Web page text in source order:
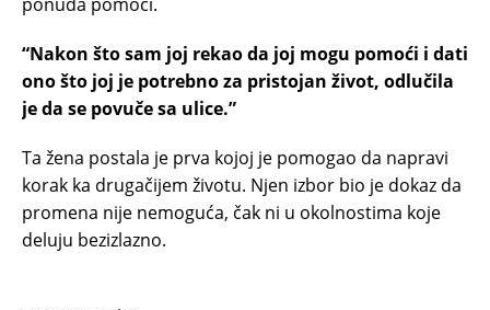
“Nakon što sam joj rekao da joj mogu pomoći i dati
ono što joj je potrebno za pristojan život, odlučila
je da se povuče sa ulice.”
Ta žena postala je prva kojoj je pomogao da napravi
korak ka drugačijem životu. Njen izbor bio je dokaz da
promena nije nemoguća, čak ni u okolnostima koje
deluju bezizlazno.